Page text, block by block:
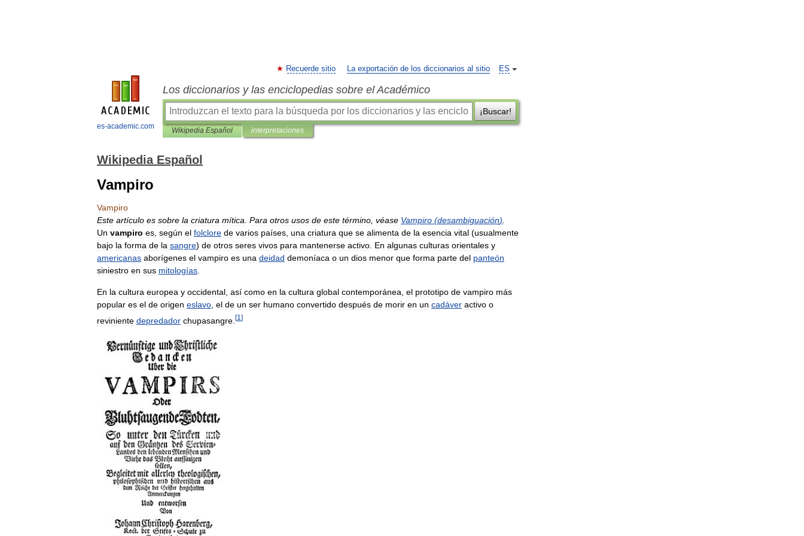
es-academic.com
ES
Recuerde sitio La exportación de los diccionarios al sitio
Los diccionarios y las enciclopedias sobre el Académico
¡Buscar!
Wikipedia Español interpretaciones
Wikipedia Español
Vampiro
Vampiro
Este artículo es sobre la criatura mítica Para otros usos de este término véase Vampiro (desambiguación)
Un vampiro es según el folclore de varios países una criatura que se alimenta de la esencia vital (usualmente
bajo la forma de la sangre) de otros seres vivos para mantenerse activo En algunas culturas orientales y
americanas aborígenes el vampiro es una deidad demoníaca o un dios menor que forma parte del panteón
siniestro en sus mitologías
En la cultura europea y occidental así como en la cultura global contemporánea el prototipo de vampiro más
popular es el de origen eslavo el de un ser humano convertido después de morir en un cadáver activo o
reviniente depredador chupasangre [1 ]